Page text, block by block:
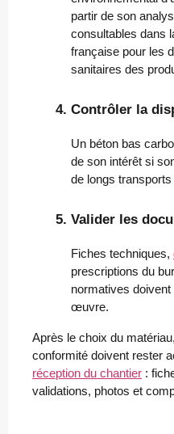
partir de son
consultables dans
française pour les
sanitaires des
Contrôler la
Un béton bas
de son intérêt si
de longs
Valider les
Fiches techniques,
prescriptions du
normatives
œuvre.
Après le choix du
conformité doivent rester
réception du chantier :
validations, photos et